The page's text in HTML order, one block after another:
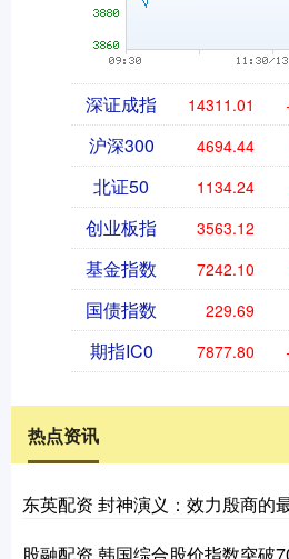
深证成指 14311.01
沪深300 4694.44
北证50 1134.24
创业板指 3563.12
基金指数 7242.10
国债指数 229.69
期指IC0 7877.80
热点资讯
东英配资 封神演义：效力殷商的
股融配资 韩国综合股价指数突破